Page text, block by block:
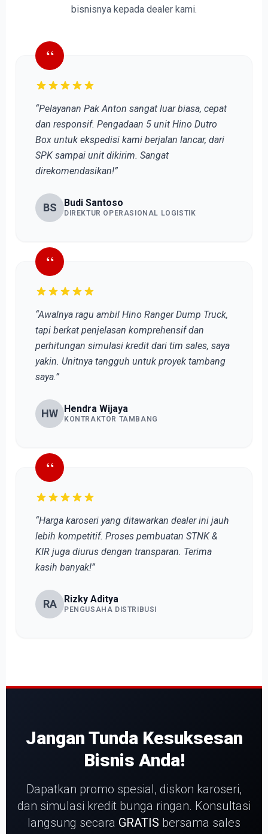
bisnisnya kepada dealer kami.
“
“Pelayanan Pak Anton sangat luar biasa, cepat
dan responsif. Pengadaan 5 unit Hino Dutro
Box untuk ekspedisi kami berjalan lancar, dari
SPK sampai unit dikirim. Sangat
direkomendasikan!”
BS Budi Santoso
DIREKTUR OPERASIONAL LOGISTIK
“
“Awalnya ragu ambil Hino Ranger Dump Truck,
tapi berkat penjelasan komprehensif dan
perhitungan simulasi kredit dari tim sales, saya
yakin. Unitnya tangguh untuk proyek tambang
saya.”
HW Hendra Wijaya
KONTRAKTOR TAMBANG
“
“Harga karoseri yang ditawarkan dealer ini jauh
lebih kompetitif. Proses pembuatan STNK &
KIR juga diurus dengan transparan. Terima
kasih banyak!”
RA Rizky Aditya
PENGUSAHA DISTRIBUSI
Jangan Tunda Kesuksesan
Bisnis Anda!
Dapatkan promo spesial, diskon karoseri,
dan simulasi kredit bunga ringan. Konsultasi
langsung secara GRATIS bersama sales